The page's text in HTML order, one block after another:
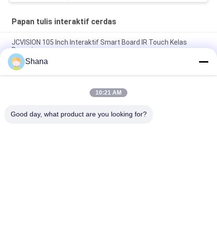
Papan tulis interaktif cerdas
JCVISION 105 Inch Interaktif Smart Board IR Touch Kelas
Pengajaran
JCVISION All In One Smart Interactive Whiteboard I3 55 Inch
Interactive Touch Screen
10 Point Touch Portable Smart Board Zoom Interaktif
Shana
10:21 AM
Good day, what product are you looking for?